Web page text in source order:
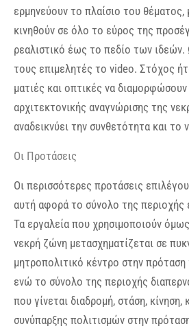
ερμηνεύουν το πλαίσιο του θέματος,
κινηθούν σε όλο το εύρος της
ρεαλιστικό έως το πεδίο των
τους επιμελητές το video. Στόχος
ματιές και οπτικές να διαμορφώσουν
αρχιτεκτονικής αναγνώρισης της
αναδεικνύει την συνθετότητα και
Οι Προτάσεις
Οι περισσότερες προτάσεις
αυτή αφορά το σύνολο της περιοχής
Τα εργαλεία που χρησιμοποιούν
νεκρή ζώνη μετασχηματίζεται σε
μητροπολιτικό κέντρο στην πρόταση
ενώ το σύνολο της περιοχής
που γίνεται διαδρομή, στάση, κίνηση,
συνύπαρξης πολιτισμών στην